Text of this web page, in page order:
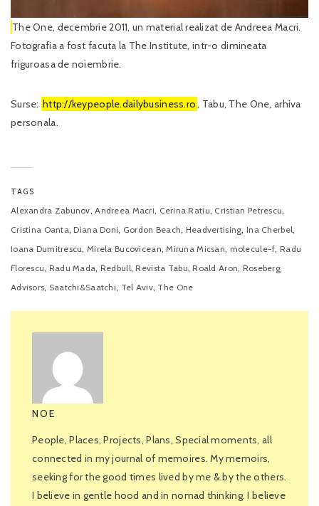
The One, decembrie 2011, un material realizat de Andreea Macri.
Fotografia a fost facuta la The Institute, intr-o dimineata
friguroasa de noiembrie.
Surse: http://keypeople.dailybusiness.ro, Tabu, The One, arhiva
personala.
TAGS
Alexandra Zabunov,Andreea Macri, Cerina Ratiu, Cristian Petrescu,
Cristina Oanta,Diana Doni, Gordon Beach, Headvertising, Ina Cherbel,
Ioana Dumitrescu,Mirela Bucovicean,Miruna Micsan, molecule-f, Radu
Florescu, Radu Mada, Redbull,Revista Tabu,Roald Aron, Roseberg
Advisors, Saatchi&Saatchi, Tel Aviv, The One
NOE
People, Places, Projects, Plans, Special moments, all
connected in my journal of memoires. My memoirs,
seeking for the good times lived by me & by the others.
I believe in gentle hood and in nomad thinking. I believe